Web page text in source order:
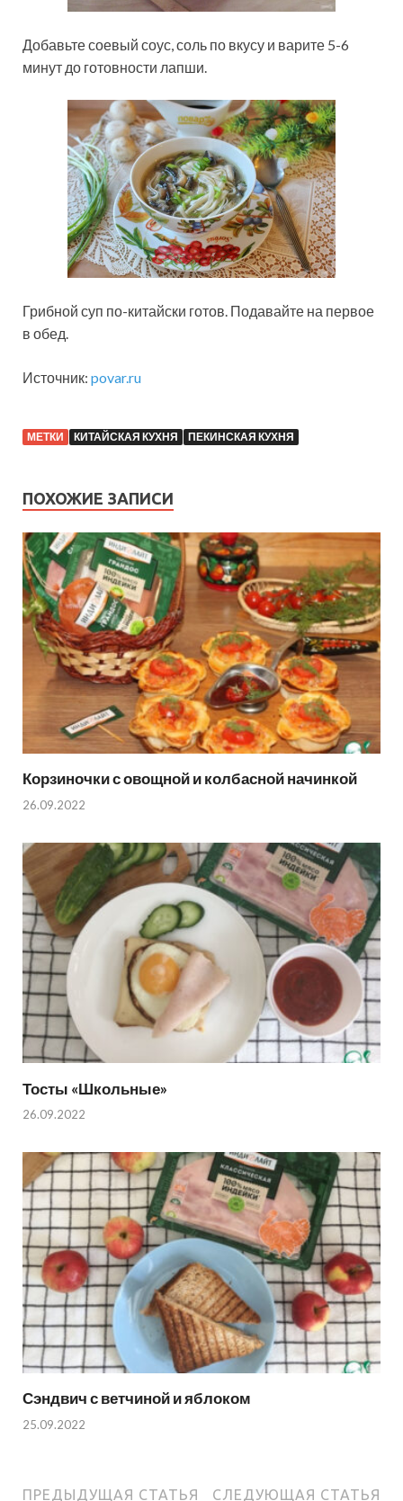
Добавьте соевый соус, соль по вкусу и варите 5-6
минут до готовности лапши.
Грибной суп по-китайски готов. Подавайте на первое
в обед.
Источник: povar.ru
МЕТКИ КИТАЙСКАЯ КУХНЯ ПЕКИНСКАЯ КУХНЯ
ПОХОЖИЕ ЗАПИСИ
Корзиночки с овощной и колбасной начинкой
26.09.2022
Тосты «Школьные»
26.09.2022
Сэндвич с ветчиной и яблоком
25.09.2022
ПРЕДЫДУЩАЯ СТАТЬЯ СЛЕДУЮЩАЯ СТАТЬЯ